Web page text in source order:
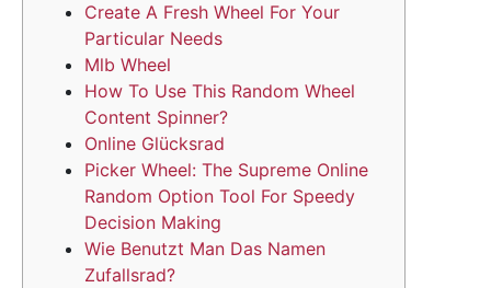
Create A Fresh Wheel For Your
Particular Needs
Mlb Wheel
How To Use This Random Wheel
Content Spinner?
Online Glücksrad
Picker Wheel: The Supreme Online
Random Option Tool For Speedy
Decision Making
Wie Benutzt Man Das Namen
Zufallsrad?